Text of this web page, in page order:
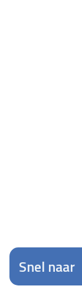
Snel naar